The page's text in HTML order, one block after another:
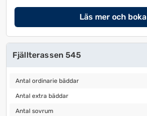
Läs mer och boka
Fjällterassen 545
Antal ordinarie bäddar
Antal ordinarie bäddar
Antal extra bäddar
Antal extra bäddar
Antal sovrum
Antal sovrum